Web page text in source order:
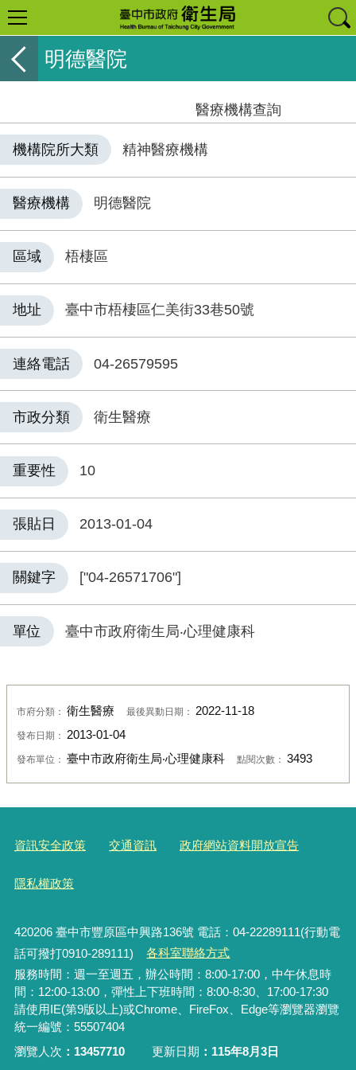
明德醫院
醫療機構查詢
機構院所大類 精神醫療機構
醫療機構 明德醫院
區域 梧棲區
地址 臺中市梧棲區仁美街33巷50號
連絡電話 04-26579595
市政分類 衛生醫療
重要性 10
張貼日 2013-01-04
關鍵字 ["04-26571706"]
單位 臺中市政府衛生局‧心理健康科
市府分類： 衛生醫療 最後異動日期： 2022-11-18
發布日期： 2013-01-04
發布單位： 臺中市政府衛生局‧心理健康科 點閱次數： 3493
資訊安全政策 交通資訊 政府網站資料開放宣告
隱私權政策
420206臺中市豐原區中興路136號 電話：04-22289111(行動電
話可撥打0910-289111)
各科室聯絡方式
服務時間：週一至週五，辦公時間：8:00-17:00，中午休息時
間：12:00-13:00，彈性上下班時間：8:00-8:30、17:00-17:30
請使用IE(第9版以上)或Chrome、FireFox、Edge等瀏覽器瀏覽
統一編號：55507404
瀏覽人次
13457710 更新日期 115年8月3日